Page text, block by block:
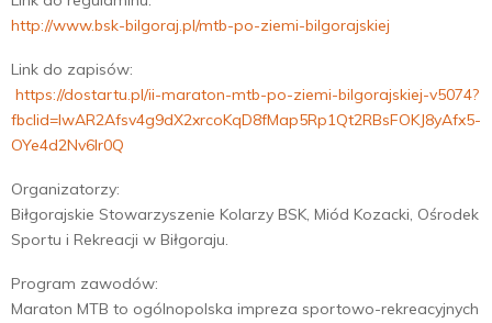
U
http://www.bsk-bilgoraj.pl/mtb-po-ziemi-bilgorajskiej
Link do zapisów:
https://dostartu.pl/ii-maraton-mtb-po-ziemi-bilgorajskiej-v5074?
fbclid=IwAR2Afsv4g9dX2xrcoKqD8fMap5Rp1Qt2RBsFOKJ8yAfx5-
OYe4d2Nv6Ir0Q
Organizatorzy:
Biłgorajskie Stowarzyszenie Kolarzy BSK, Miód Kozacki, Ośrodek
Sportu i Rekreacji w Biłgoraju.
Program zawodów:
Maraton MTB to ogólnopolska impreza sportowo-rekreacyjnych